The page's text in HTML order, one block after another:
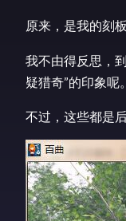
原来，是我的刻
我不由得反思，
疑猎奇”的印象呢。
不过，这些都是